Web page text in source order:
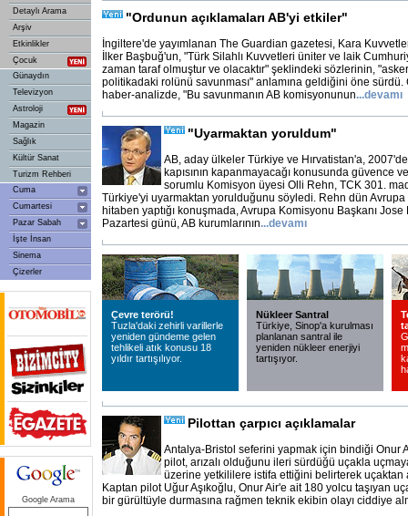
Detaylı Arama
Arşiv
Etkinlikler
Çocuk
Günaydın
Televizyon
Astroloji
Magazin
Sağlık
Kültür Sanat
Turizm Rehberi
Cuma
Cumartesi
Pazar Sabah
İşte İnsan
Sinema
Çizerler
Google Arama
"Ordunun açıklamaları AB'yi etkiler"
İngiltere'de yayımlanan The Guardian gazetesi, Kara
İlker Başbuğ'un, "Türk Silahlı Kuvvetleri üniter ve laik
zaman taraf olmuştur ve olacaktır" şeklindeki sözlerinin,
politikadaki rolünü savunması" anlamına geldiğini öne
haber-analizde, "Bu savunmanın AB komisyonunun...devamı
"Uyarmaktan yoruldum"
AB, aday ülkeler Türkiye ve Hırvatistan'a,
kapısının kapanmayacağı konusunda güvence
sorumlu Komisyon üyesi Olli Rehn, TCK 301.
Türkiye'yi uyarmaktan yorulduğunu söyledi. Rehn dün
hitaben yaptığı konuşmada, Avrupa Komisyonu Başkanı
Pazartesi günü, AB kurumlarının...devamı
Çevre terörü!
Tuzla'daki zehirli varillerle
yeniden gündeme gelen
tehlikeli atık konusu 18
yıldır tartışılıyor.
Nükleer Santral
Türkiye, Sinop'a kurulması
planlanan santral ile
yeniden nükleer enerjiyi
tartışıyor.
Pilottan çarpıcı açıklamalar
Antalya-Bristol seferini yapmak için bindiği Onur
pilot, arızalı olduğunu ileri sürdüğü uçakla
üzerine yetkililere istifa ettiğini belirterek uçaktan
Kaptan pilot Uğur Aşıkoğlu, Onur Air'e ait 180 yolcu taşıyan
bir gürültüyle durmasına rağmen teknik ekibin olayı ciddiye